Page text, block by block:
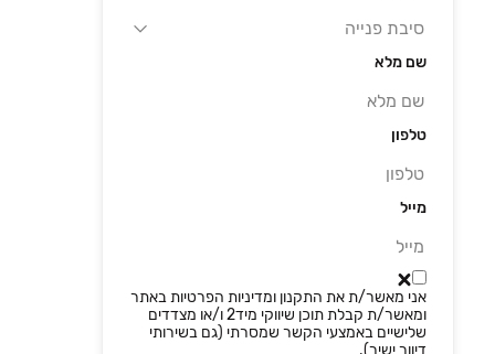
ילנה שפירא REHOUSE
312102968
פבל
מס' רישיון 30311153 מס' רישיון
שם מלא
טלפון
מייל
אני מאשר/ת את התקנון ומדיניות הפרטיות באתר
ומאשר/ת קבלת תוכן שיווקי מיד2 ו/או מצדדים
שלישיים באמצעי הקשר שמסרתי (גם בשירותי
דיוור ישיר).